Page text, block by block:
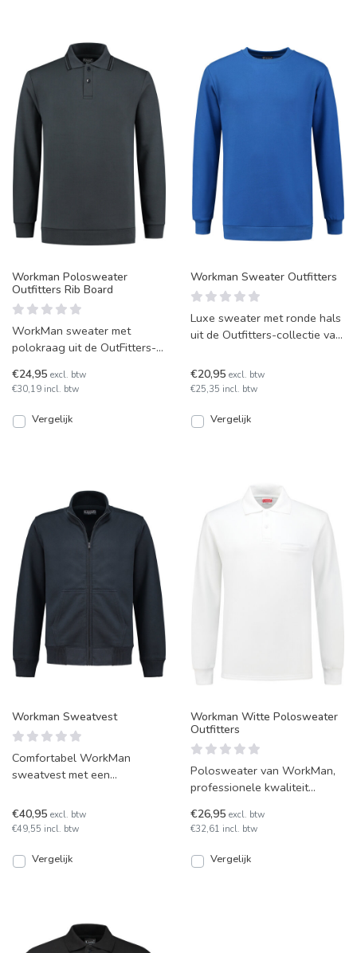
Workman Polosweater
Outfitters Rib Board
WorkMan sweater met
polokraag uit de OutFitters-
dikke 50/50 katoen en pol
€24,95 excl. btw
€30,19 incl. btw
Vergelijk
Workman Sweater Outfitters
Luxe sweater met ronde hals
uit de Outfitters-collectie van
polyester. Kw
€20,95 excl. btw
€25,35 incl. btw
Vergelijk
Workman Sweatvest
Comfortabel WorkMan
sweatvest met een
van een YKK rits, steekzakken
en
€40,95 excl. btw
€49,55 incl. btw
Vergelijk
Workman Witte Polosweater
Outfitters
Polosweater van WorkMan,
professionele kwaliteit
kleurvastheid. Voorzien van
vers
€26,95 excl. btw
€32,61 incl. btw
Vergelijk